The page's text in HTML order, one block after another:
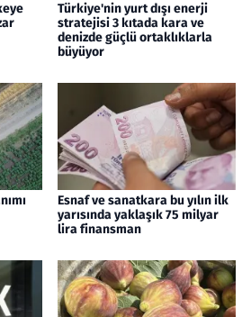
Türkiye'nin yurt dışı enerji
stratejisi 3 kıtada kara ve
denizde güçlü ortaklıklarla
büyüyor
Esnaf ve sanatkara bu yılın ilk
yarısında yaklaşık 75 milyar
lira finansman